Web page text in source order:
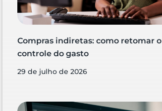
Compras indiretas: como retomar o
controle do gasto
29 de julho de 2026